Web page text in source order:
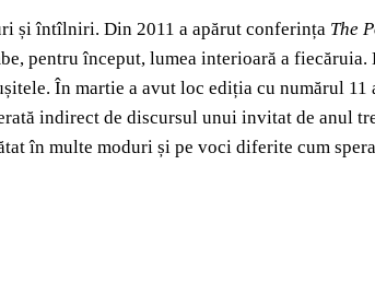
și întîlniri. Din 2011 a apărut conferința The
pentru început, lumea interioară a
În martie a avut loc ediția cu numărul
indirect de discursul unui invitat de anul
în multe moduri și pe voci diferite cum